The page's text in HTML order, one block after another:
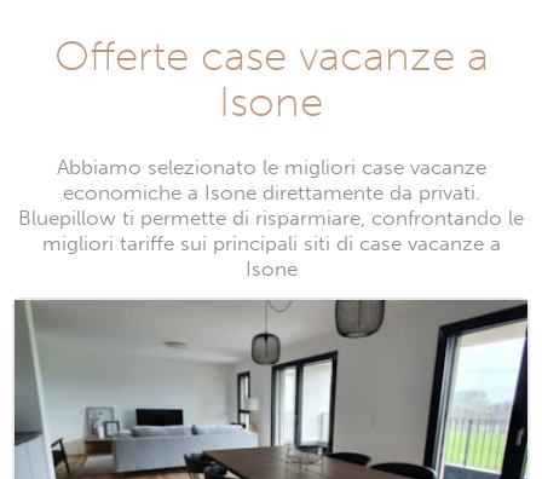
Offerte case vacanze a
Isone
Abbiamo selezionato le migliori case vacanze
economiche a Isone direttamente da privati.
Bluepillow ti permette di risparmiare, confrontando le
migliori tariffe sui principali siti di case vacanze a
Isone